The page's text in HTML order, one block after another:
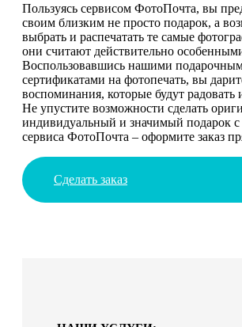
Пользуясь сервисом ФотоПочта, вы
своим близким не просто подарок, а
выбрать и распечатать те самые
они считают действительно
Воспользовавшись нашими
сертификатами на фотопечать, вы
воспоминания, которые будут радовать
Не упустите возможности сделать
индивидуальный и значимый подарок
сервиса ФотоПочта – оформите заказ
Сделать заказ